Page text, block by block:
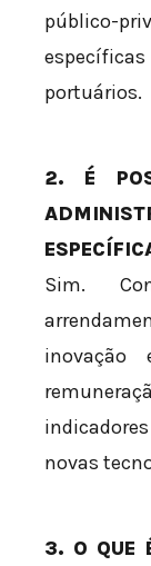
público-
portuários.
2. É
Sim.
inovação
novas
3. O QUE